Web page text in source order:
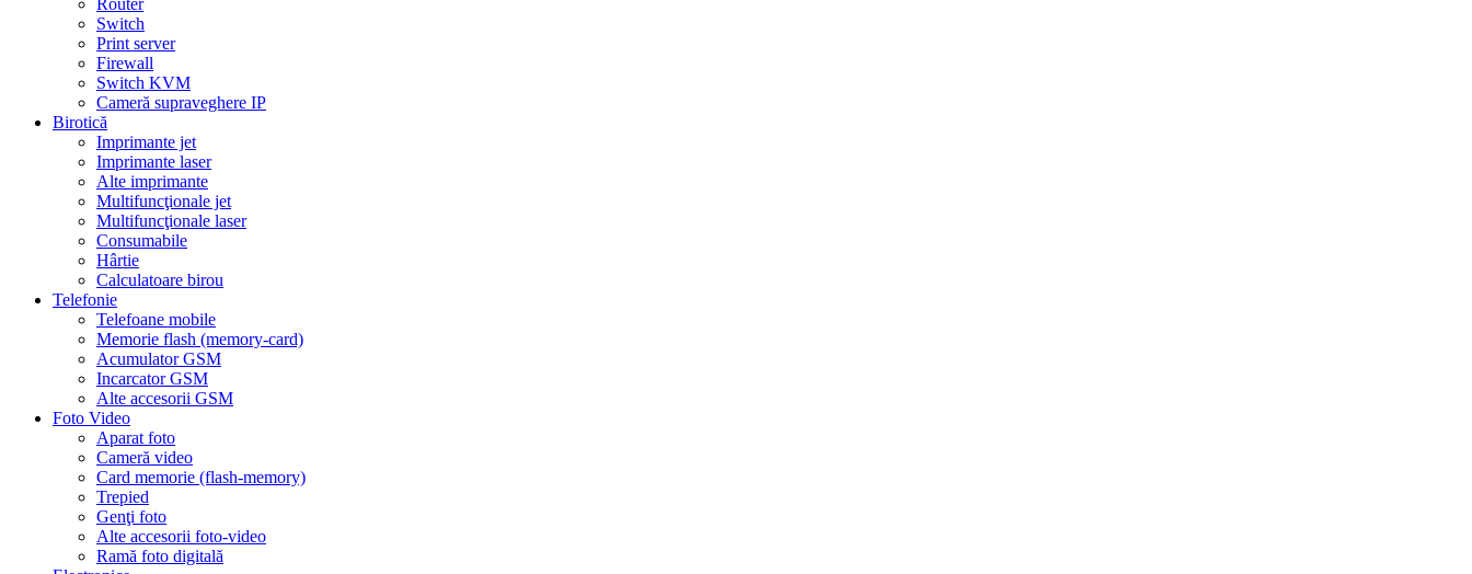
Router
Switch
Print server
Firewall
Switch KVM
Cameră supraveghere IP
Birotică
Imprimante jet
Imprimante laser
Alte imprimante
Multifuncţionale jet
Multifuncţionale laser
Consumabile
Hârtie
Calculatoare birou
Telefonie
Telefoane mobile
Memorie flash (memory-card)
Acumulator GSM
Incarcator GSM
Alte accesorii GSM
Foto Video
Aparat foto
Cameră video
Card memorie (flash-memory)
Trepied
Genţi foto
Alte accesorii foto-video
Ramă foto digitală